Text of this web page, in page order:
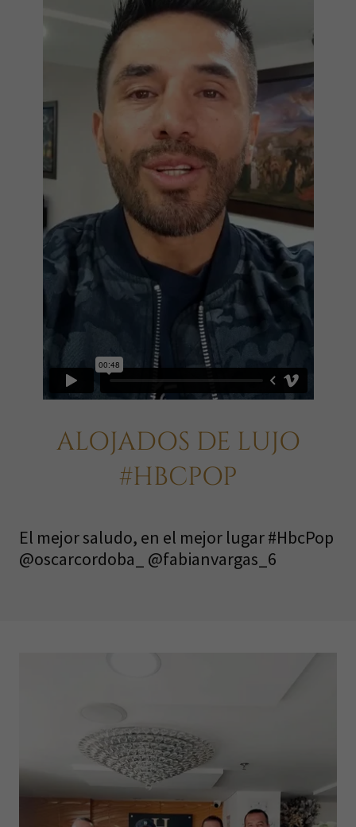
ALOJADOS DE LUJO
#HBCPOP
El mejor saludo, en el mejor lugar #HbcPop
@oscarcordoba_ @fabianvargas_6